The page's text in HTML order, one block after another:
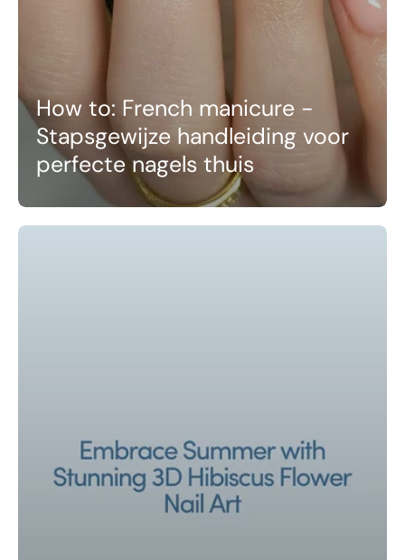
How to: French manicure -
Stapsgewijze handleiding voor
perfecte nagels thuis